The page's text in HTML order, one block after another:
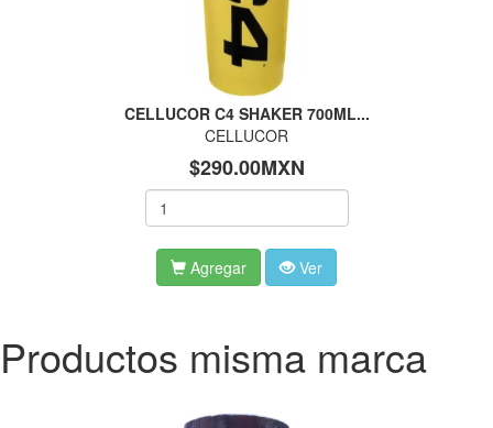
CELLUCOR C4 SHAKER 700ML...
CELLUCOR
$290.00MXN
Agregar Ver
Productos misma marca